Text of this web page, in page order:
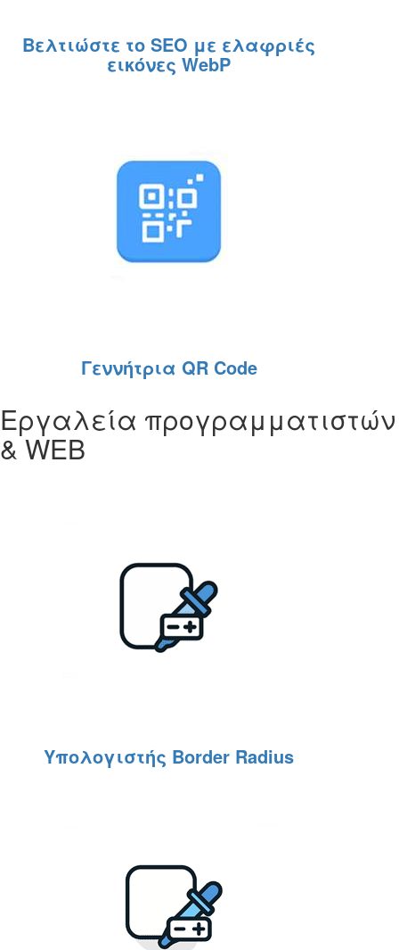
Βελτιώστε το SEO με ελαφριές
εικόνες WebP
Γεννήτρια QR Code
Εργαλεία προγραμματιστών
& WEB
Υπολογιστής Border Radius